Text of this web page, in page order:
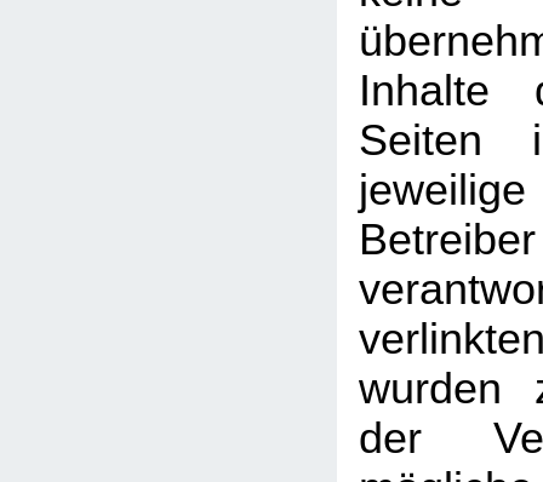
Inhalte
Seiten
wurden
der